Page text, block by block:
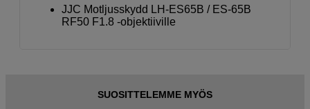
JJC Motljusskydd LH-ES65B / ES-65B
RF50 F1.8 -objektiiville
SUOSITTELEMME MYÖS